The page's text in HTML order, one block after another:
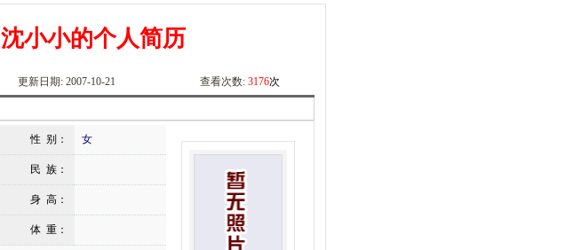
沈小小的个人简历
更新日期: 2007-10-21 查看次数: 3176次
性 别： 女
民 族：
身 高：
体 重：